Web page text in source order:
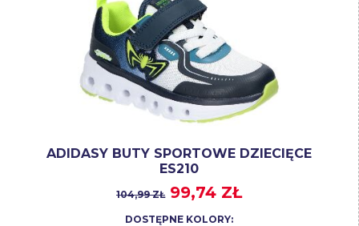
ADIDASY BUTY SPORTOWE DZIECIĘCE
ES210
104,99 ZŁ 99,74 ZŁ
DOSTĘPNE KOLORY: